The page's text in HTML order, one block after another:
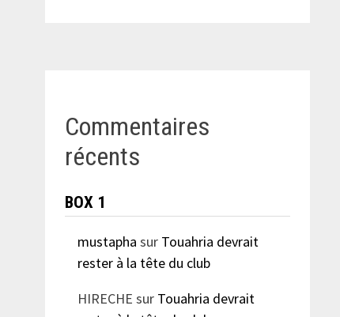
Commentaires
récents
BOX 1
mustapha sur Touahria devrait
rester à la tête du club
HIRECHE sur Touahria devrait